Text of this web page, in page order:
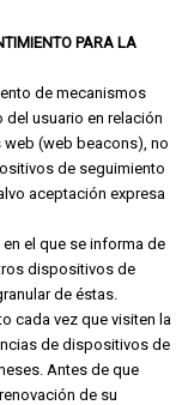
PARA LA
de mecanismos
usuario en relación
(web beacons), no
de seguimiento
aceptación expresa
el que se informa de
dispositivos de
de éstas.
cada vez que visiten la
de dispositivos de
Antes de que
de su